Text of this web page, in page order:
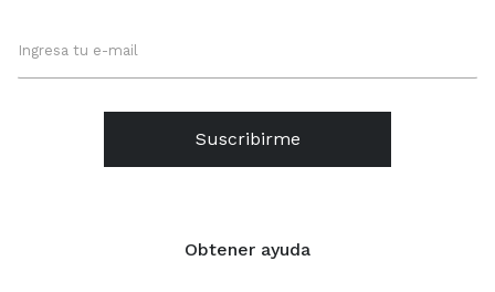
Obtener ayuda
Suscribirme